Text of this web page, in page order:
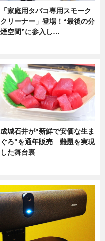
「家庭用タバコ専用スモーク
クリーナー」登場！“最後の分
煙空間”に参入し…
成城石井が"新鮮で安価な生ま
ぐろ"を通年販売 難題を実現
した舞台裏